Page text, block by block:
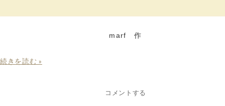
marf 作
続きを読む »
コメントする